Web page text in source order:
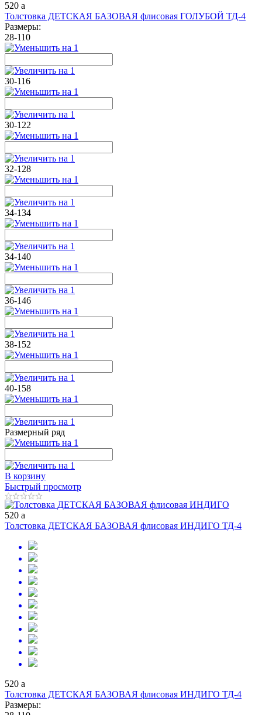
520 a
Толстовка ДЕТСКАЯ БАЗОВАЯ флисовая ГОЛУБОЙ ТД-4
Размеры:
28-110
30-116
30-122
32-128
34-134
34-140
36-146
38-152
40-158
Размерный ряд
В корзину
Быстрый просмотр
520 a
Толстовка ДЕТСКАЯ БАЗОВАЯ флисовая ИНДИГО ТД-4
520 a
Толстовка ДЕТСКАЯ БАЗОВАЯ флисовая ИНДИГО ТД-4
Размеры: